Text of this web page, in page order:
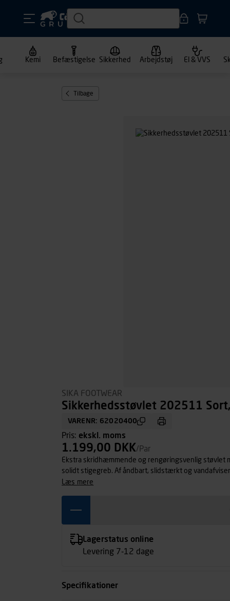
Kemi Befæstigelse Sikkerhed Arbejdstøj El & VVS
Tilbage
SIKA FOOTWEAR
Sikkerhedsstøvlet 202511
VARENR: 62020400
Pris: ekskl. moms
1.199,00 DKK/Par
Ekstra skridhæmmende og rengøringsvenlig støvlet
solidt stigegreb. Af åndbart, slidstærkt og
tåforstærkning, metalfri, ESD-godkendt og PVC-fri.
læs mere
Lagerstatus online
Levering 7-12 dage
Specifikationer